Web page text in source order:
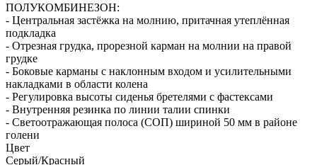
ПОЛУКОМБИНЕЗОН:
- Центральная застёжка на молнию, притачная утеплённая
подкладка
- Отрезная грудка, прорезной карман на молнии на правой
грудке
- Боковые карманы с наклонным входом и усилительными
накладками в области колена
- Регулировка высоты сиденья бретелями с фастексами
- Внутренняя резинка по линии талии спинки
- Светоотражающая полоса (СОП) шириной 50 мм в районе
голени
Цвет
Серый/Красный